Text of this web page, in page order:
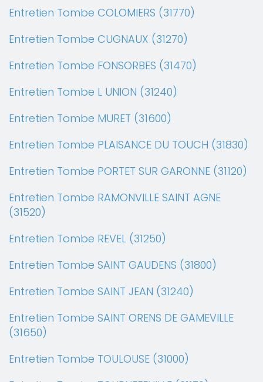
Entretien Tombe COLOMIERS (31770)
Entretien Tombe CUGNAUX (31270)
Entretien Tombe FONSORBES (31470)
Entretien Tombe L UNION (31240)
Entretien Tombe MURET (31600)
Entretien Tombe PLAISANCE DU TOUCH (31830)
Entretien Tombe PORTET SUR GARONNE (31120)
Entretien Tombe RAMONVILLE SAINT AGNE
(31520)
Entretien Tombe REVEL (31250)
Entretien Tombe SAINT GAUDENS (31800)
Entretien Tombe SAINT JEAN (31240)
Entretien Tombe SAINT ORENS DE GAMEVILLE
(31650)
Entretien Tombe TOULOUSE (31000)